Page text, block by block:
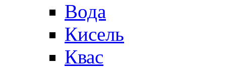
Вода
Кисель
Квас